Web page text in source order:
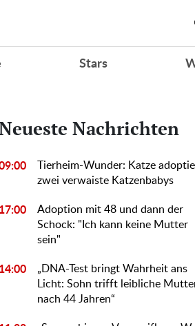
Stars
Nachrichten
Tierheim-Wunder: Katze
zwei verwaiste Katzenbabys
17:00
Adoption mit 48 und dann der
Schock: "Ich kann keine Mutter
sein"
14:00
„DNA-Test bringt Wahrheit ans
Licht: Sohn trifft leibliche
nach 44 Jahren“